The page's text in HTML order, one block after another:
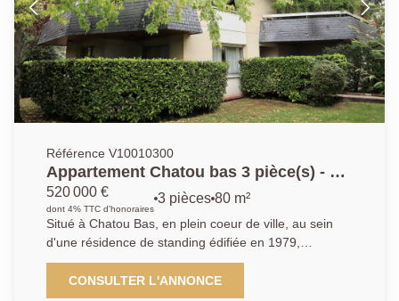
Référence V10010300
Appartement Chatou bas 3 pièce(s) - 81
m²
520 000 €
dont 4% TTC d'honoraires
3 pièces 80 m²
Situé à Chatou Bas, en plein coeur de ville, au sein
d'une résidence de standing édifiée en 1979,
découvrez cet appartement traversant de 80,94 m²,
en rez-de-jardin avec accès PMR, bénéficiant d'un
CONSULTER L'ANNONCE